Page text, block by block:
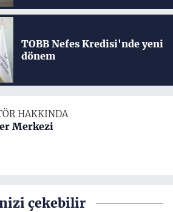
TOBB Nefes Kredisi'nde yeni
dönem
HAKKINDA
Merkezi
çekebilir